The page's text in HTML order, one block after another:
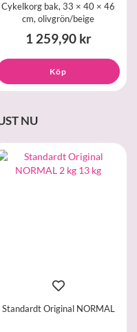
Cykelkorg bak, 33 × 40 × 46
cm, olivgrön/beige
1 259,90 kr
Köp
NU
Standardt Original NORMAL